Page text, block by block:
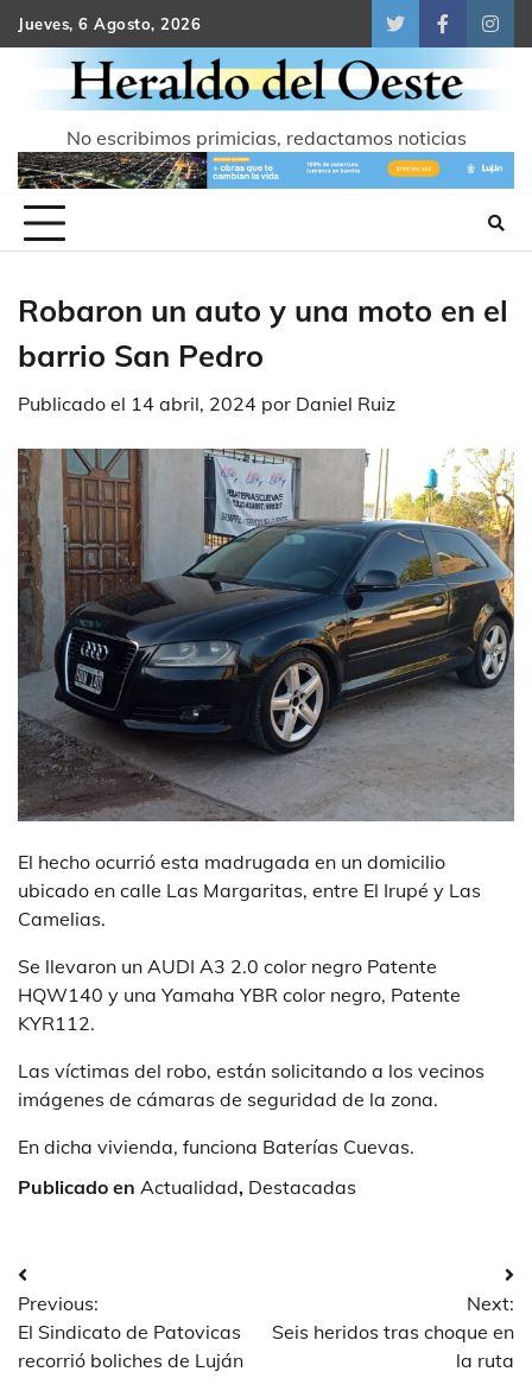
Skip
to
content
Jueves, 6 Agosto, 2026
TwitterFacebook
No escribimos primicias, redactamos noticias
Robaron un auto y una moto en el
barrio San Pedro
Publicado el 14 abril, 2024 por Daniel Ruiz
El hecho ocurrió esta madrugada en un domicilio
ubicado en calle Las Margaritas, entre El Irupé y Las
Camelias.
Se llevaron un AUDI A3 2.0 color negro Patente
HQW140 y una Yamaha YBR color negro, Patente
KYR112.
Las víctimas del robo, están solicitando a los vecinos
imágenes de cámaras de seguridad de la zona.
En dicha vivienda, funciona Baterías Cuevas.
Publicado en Actualidad, Destacadas
Navegación
de
entradas
Previous:
El Sindicato de Patovicas
recorrió boliches de Luján
Next:
Seis heridos tras choque en
la ruta